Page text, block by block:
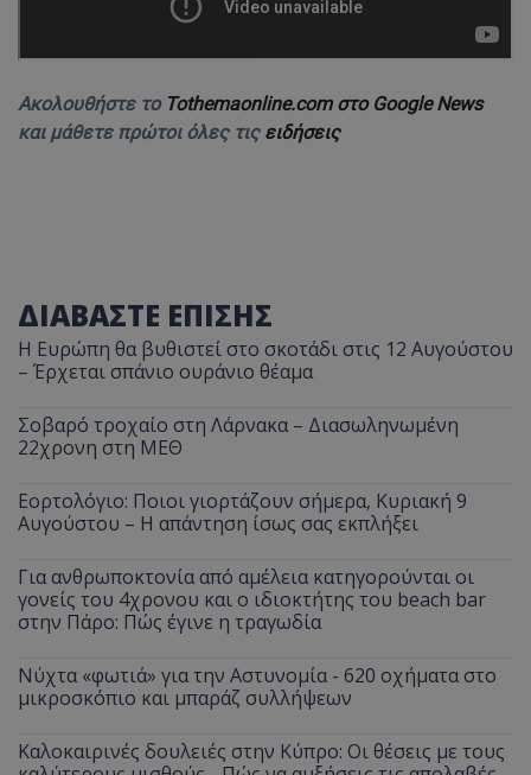
Ακολουθήστε το Tothemaonline.com στο Google News
και μάθετε πρώτοι όλες τις ειδήσεις
ΔΙΑΒΑΣΤΕ ΕΠΙΣΗΣ
Η Ευρώπη θα βυθιστεί στο σκοτάδι στις 12 Αυγούστου
– Έρχεται σπάνιο ουράνιο θέαμα
Σοβαρό τροχαίο στη Λάρνακα – Διασωληνωμένη
22χρονη στη ΜΕΘ
Εορτολόγιο: Ποιοι γιορτάζουν σήμερα, Κυριακή 9
Αυγούστου – Η απάντηση ίσως σας εκπλήξει
Για ανθρωποκτονία από αμέλεια κατηγορούνται οι
γονείς του 4χρονου και ο ιδιοκτήτης του beach bar
στην Πάρο: Πώς έγινε η τραγωδία
Νύχτα «φωτιά» για την Αστυνομία - 620 οχήματα στο
μικροσκόπιο και μπαράζ συλλήψεων
Καλοκαιρινές δουλειές στην Κύπρο: Οι θέσεις με τους